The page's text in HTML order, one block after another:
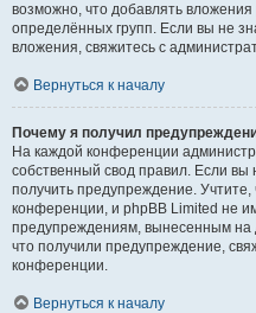
возможно, что добавлять
определённых групп. Если вы не
вложения, свяжитесь с
Вернуться к началу
Почему я получил
На каждой конференции
собственный свод правил. Если
получить предупреждение.
конференции, и phpBB Limited не
предупреждениям, вынесенным на
что получили предупреждение,
конференции.
Вернуться к началу